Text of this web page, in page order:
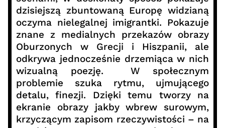
dzisiejszą zbuntowaną Europę widzianą
oczyma nielegalnej imigrantki. Pokazuje
znane z medialnych przekazów obrazy
Oburzonych w Grecji i Hiszpanii, ale
odkrywa jednocześnie drzemiąca w nich
wizualną poezję. W społecznym
problemie szuka rytmu, ujmującego
detalu, finezji. Dzięki temu tworzy na
ekranie obrazy jakby wbrew surowym,
krzyczącym zapisom rzeczywistości – na